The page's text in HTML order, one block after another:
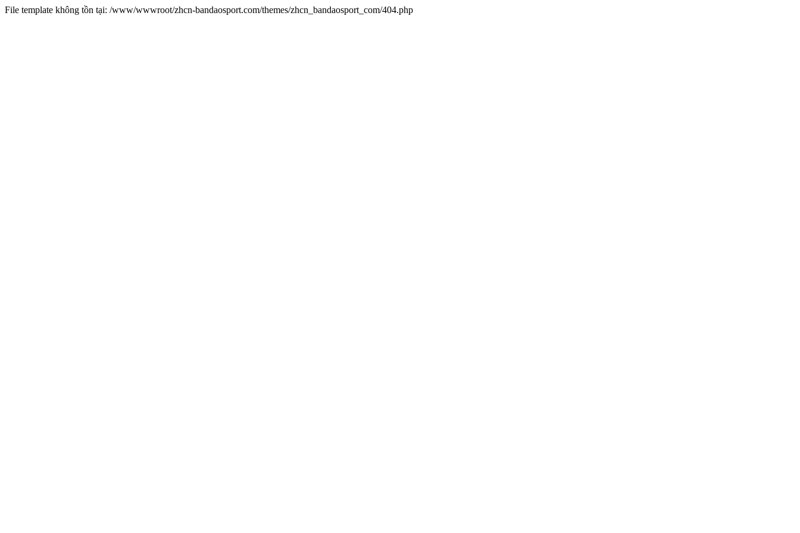
File template không tồn tại: /www/wwwroot/zhcn-bandaosport.com/themes/zhcn_bandaosport_com/404.php